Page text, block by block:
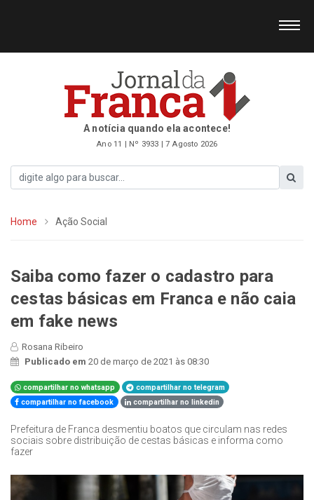
A notícia quando ela acontece!
Ano 11 | Nº 3933 | 7 Agosto 2026
Home Ação Social
Saiba como fazer o cadastro para
cestas básicas em Franca e não caia
em fake news
Rosana Ribeiro
Publicado em 20 de março de 2021 às 08:30
compartilhar no whatsapp
compartilhar no telegram
compartilhar no facebook
compartilhar no linkedin
Prefeitura de Franca desmentiu boatos que circulam nas redes
sociais sobre distribuição de cestas básicas e informa como
fazer